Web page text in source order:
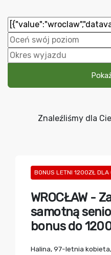
Znaleźliśmy dla
BONUS LETNI 1200ZŁ DLA
WROCŁAW -
samotną
bonus do
Halina, 97-letnia